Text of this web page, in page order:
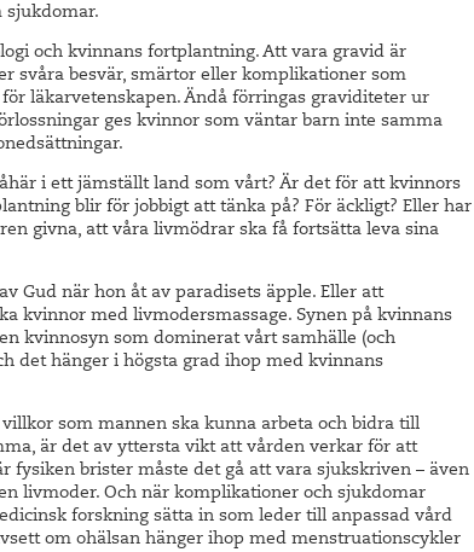
sjukdomar.
och kvinnans fortplantning. Att vara gravid är
svåra besvär, smärtor eller komplikationer som
läkarvetenskapen. Ändå förringas graviditeter ur
ges kvinnor som väntar barn inte samma
i ett jämställt land som vårt? Är det för att kvinnors
blir för jobbigt att tänka på? För äckligt? Eller har
givna, att våra livmödrar ska få fortsätta leva sina
Gud när hon åt av paradisets äpple. Eller att
kvinnor med livmodersmassage. Synen på kvinnans
kvinnosyn som dominerat vårt samhälle (och
det hänger i högsta grad ihop med kvinnans
som mannen ska kunna arbeta och bidra till
är det av yttersta vikt att vården verkar för att
fysiken brister måste det gå att vara sjukskriven – även
livmoder. Och när komplikationer och sjukdomar
forskning sätta in som leder till anpassad vård
om ohälsan hänger ihop med menstruationscykler